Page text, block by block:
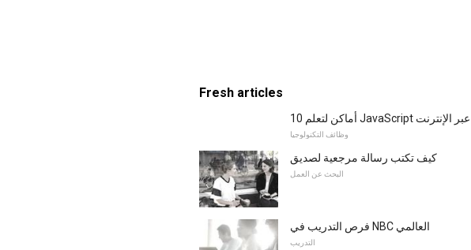
Fresh articles
10 أماكن لتعلم JavaScript عبر الإنترنت
وظائف التكنولوجيا
كيف تكتب رسالة مرجعية لصديق
البحث عن العمل
فرص التدريب في NBC العالمي
التدريب